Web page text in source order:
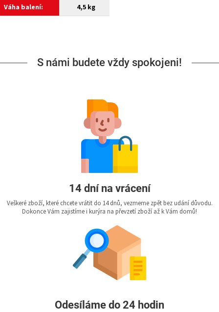
Váha balení: 4,5 kg
S námi budete vždy spokojeni!
14 dní na vrácení
Veškeré zboží, které chcete vrátit do 14 dnů, vezmeme zpět bez udání důvodu.
Dokonce Vám zajistíme i kurýra na převzetí zboží až k Vám domů!
Odesíláme do 24 hodin